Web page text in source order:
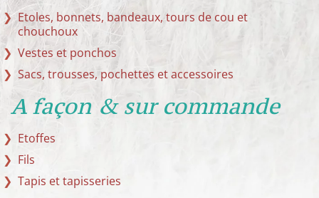
Etoles, bonnets, bandeaux, tours de cou et
chouchoux
Vestes et ponchos
Sacs, trousses, pochettes et accessoires
A façon & sur commande
Etoffes
Fils
Tapis et tapisseries